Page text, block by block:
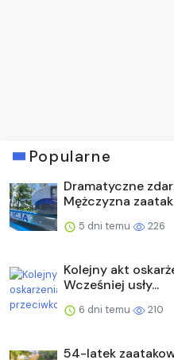
Popularne
Dramatyczne
Mężczyzna
5 dni temu 226
Kolejny akt
Wcześniej usły...
6 dni temu 210
54-latek